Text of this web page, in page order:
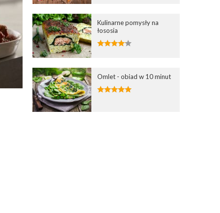
Kulinarne pomysły na
łososia
Omlet - obiad w 10 minut